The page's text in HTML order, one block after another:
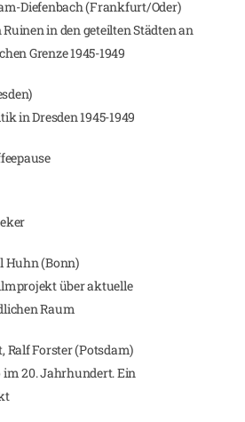
Diefenbach (Frankfurt/Oder)
in den geteilten Städten an
Grenze 1945-1949
in Dresden 1945-1949
Huhn (Bonn)
über aktuelle
Raum
Ralf Forster (Potsdam)
20. Jahrhundert. Ein